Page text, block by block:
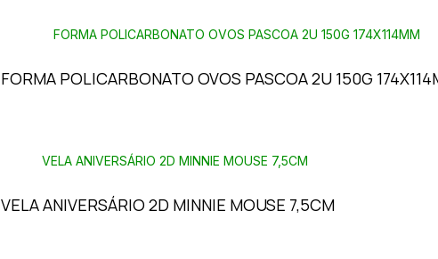
FORMA POLICARBONATO OVOS PASCOA 2U 150G
VELA ANIVERSÁRIO 2D MINNIE MOUSE 7,5CM